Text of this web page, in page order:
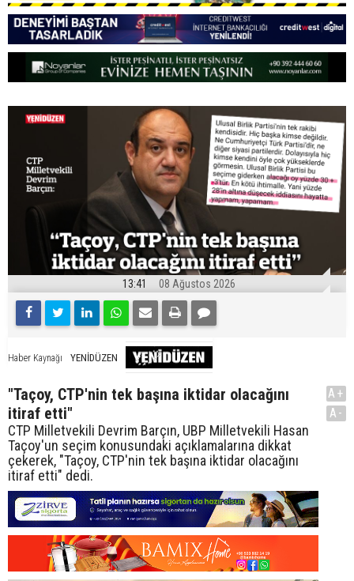
13:41 08 Ağustos 2026
Haber Kaynağı YENİDÜZEN
"Taçoy, CTP'nin tek başına iktidar olacağını
itiraf etti"
CTP Milletvekili Devrim Barçın, UBP Milletvekili Hasan
Taçoy'un seçim konusundaki açıklamalarına dikkat
çekerek, "Taçoy, CTP'nin tek başına iktidar olacağını
itiraf etti" dedi.
A+
A-